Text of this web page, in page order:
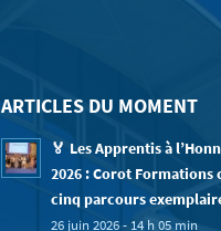
ARTICLES DU MOMENT
🏅 Les Apprentis à
2026 : Corot Formations
cinq parcours
26 juin 2026 - 14 h 05 min